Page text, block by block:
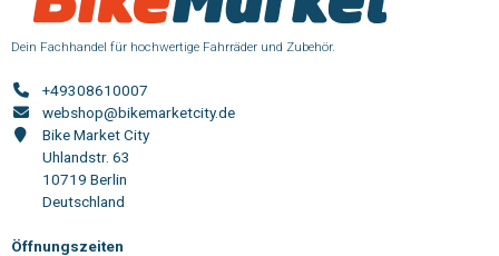
Dein Fachhandel für hochwertige Fahrräder und Zubehör.
+49308610007
webshop@bikemarketcity.de
Bike Market City
Uhlandstr. 63
10719 Berlin
Deutschland
Öffnungszeiten